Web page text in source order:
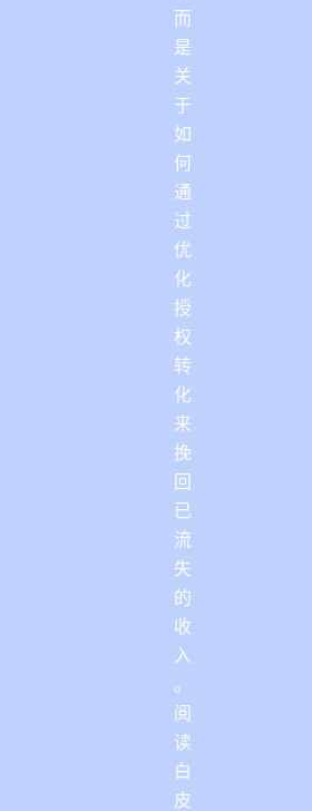
而
是
关
于
如
何
通
过
优
化
授
权
转
化
来
挽
回
已
流
失
的
收
入
。
阅
读
白
皮